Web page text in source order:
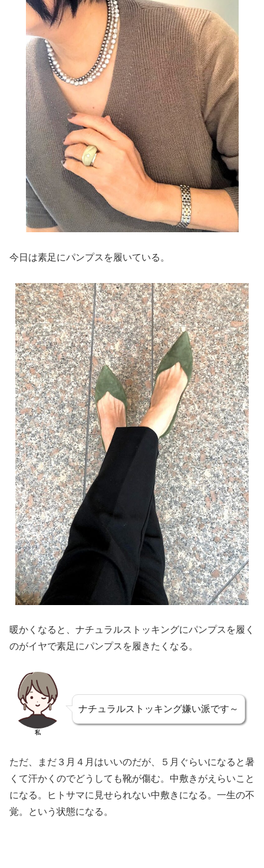
今日は素足にパンプスを履いている。
暖かくなると、ナチュラルストッキングにパンプスを履く
のがイヤで素足にパンプスを履きたくなる。
私
ナチュラルストッキング嫌い派です～
ただ、まだ３月４月はいいのだが、５月ぐらいになると暑
くて汗かくのでどうしても靴が傷む。中敷きがえらいこと
になる。ヒトサマに見せられない中敷きになる。一生の不
覚。という状態になる。